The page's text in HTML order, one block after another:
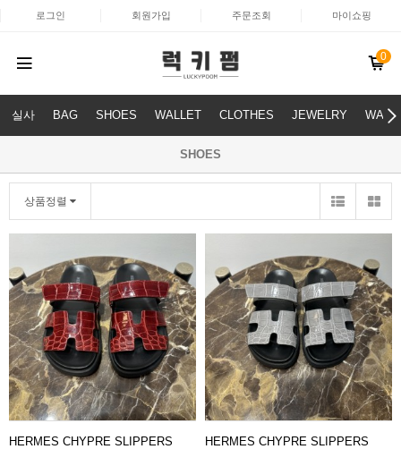
로그인 회원가입 주문조회 마이쇼핑
0
실사 BAG SHOES WALLET CLOTHES JEWELRY
SHOES
상품정렬
HERMES CHYPRE SLIPPERS HERMES CHYPRE SLIPPERS